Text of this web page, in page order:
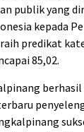
publik yang
kepada
predikat
85,02.